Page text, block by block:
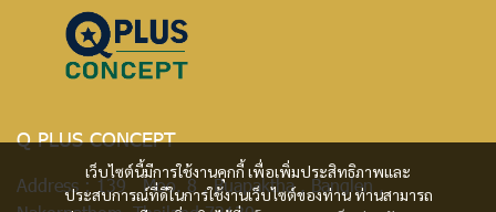
เว็บไซต์นี้มีการใช้งานคุกกี้ เพื่อเพิ่มประสิทธิภาพและ
ประสบการณ์ที่ดีในการใช้งานเว็บไซต์ของท่าน ท่านสามารถ
Q PLUS CONCEPT
Address : 139 Moo. 8 , Buapaktha , Banglen ,